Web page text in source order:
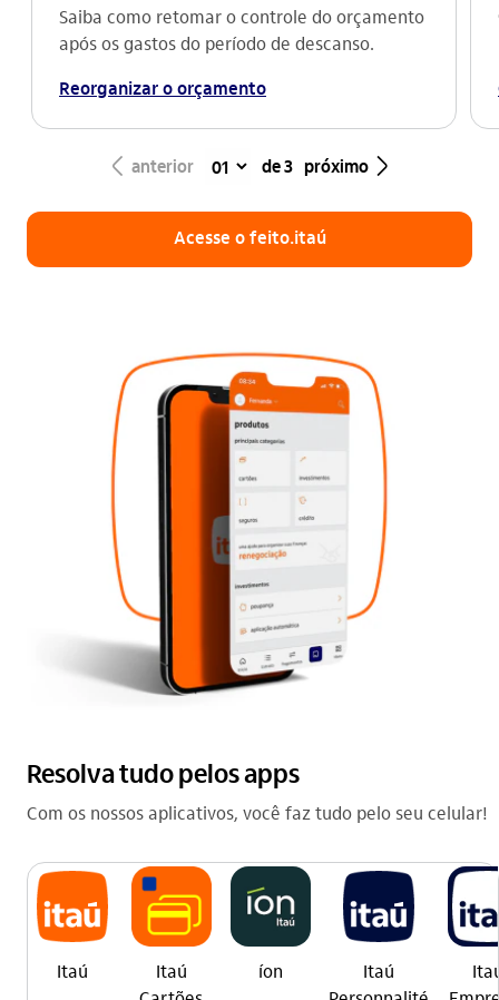
Saiba como retomar o controle do orçamento
após os gastos do período de descanso.
Reorganizar o orçamento
seta_esquerda anterior de 3 próximo seta_direita
Acesse o feito.itaú
Resolva tudo pelos apps
Com os nossos aplicativos, você faz tudo pelo seu celular!
Itaú
Itaú
íon
Itaú